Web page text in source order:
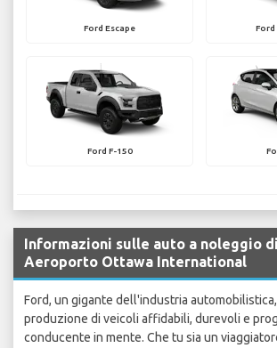
Ford Escape Ford
Ford F-150
Informazioni sulle auto a noleggio
Aeroporto Ottawa International
Ford, un gigante dell'industria
produzione di veicoli affidabili, durevoli e
conducente in mente. Che tu sia un